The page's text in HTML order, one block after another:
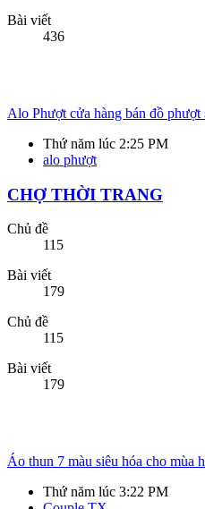
CHỢ THỜI TRANG
Bài viết
179
Chủ đề
115
179
Áo thun 7 màu siêu hóa cho mùa hè
Couple TX
ĐIỆN TỬ
Bài viết
1.9K